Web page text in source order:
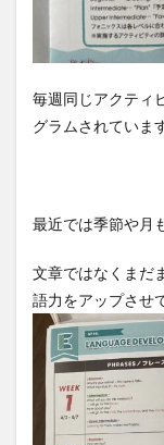
毎週同じアクティ
グラムされていま
最近では季節や月
文章ではなくまだ
語力をアップさせ